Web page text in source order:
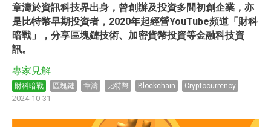
章濤於資訊科技界出身，曾創辦及投資多間初創企業，亦
是比特幣早期投資者，2020年起經營YouTube頻道「財科
暗戰」，分享區塊鏈技術、加密貨幣投資等金融科技資
訊。
專家見解
財科暗戰 區塊鏈 章濤 比特幣 Blockchain Cryptocurrency
2024-10-31